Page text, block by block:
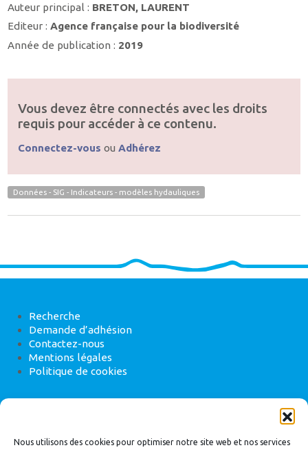
Nous utilisons des cookies pour optimiser notre site web et nos services
Auteur principal : BRETON, LAURENT
Editeur :Agence française pour la biodiversité
Année de publication : 2019
Vous devez être connectés avec les droits
requis pour accéder à ce contenu.
Connectez-vous ouAdhérez
Données - SIG - Indicateurs - modèles hydauliques
Recherche
Demande d’adhésion
Contactez-nous
Mentions légales
Politique de cookies